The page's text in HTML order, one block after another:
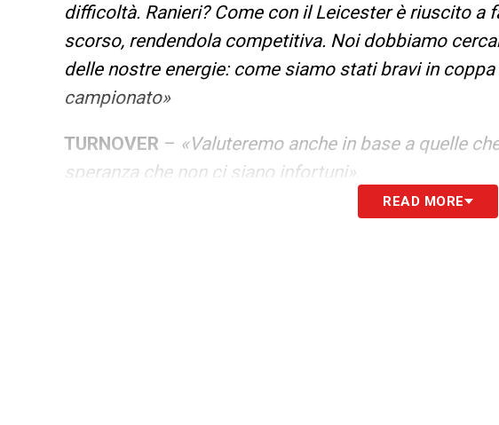
difficoltà. Ranieri? Come con il Leicester è riuscito a
scorso, rendendola competitiva. Noi dobbiamo
delle nostre energie: come siamo stati bravi in
campionato»
TURNOVER – «Valuteremo anche in base a quelle
speranza che non ci siano infortuni»
READ MORE